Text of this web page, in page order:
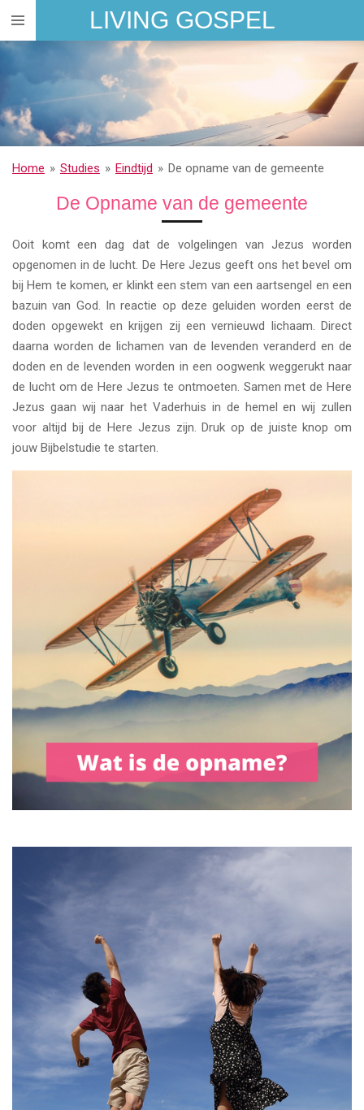
Ga
direct
hoofdinhoud
LIVING GOSPEL
Home » Studies » Eindtijd » De opname van de gemeente
De Opname van de gemeente
Ooit komt een dag dat de volgelingen van Jezus worden
opgenomen in de lucht. De Here Jezus geeft ons het bevel om
bij Hem te komen, er klinkt een stem van een aartsengel en een
bazuin van God. In reactie op deze geluiden worden eerst de
doden opgewekt en krijgen zij een vernieuwd lichaam. Direct
daarna worden de lichamen van de levenden veranderd en de
doden en de levenden worden in een oogwenk weggerukt naar
de lucht om de Here Jezus te ontmoeten. Samen met de Here
Jezus gaan wij naar het Vaderhuis in de hemel en wij zullen
voor altijd bij de Here Jezus zijn. Druk op de juiste knop om
jouw Bijbelstudie te starten.